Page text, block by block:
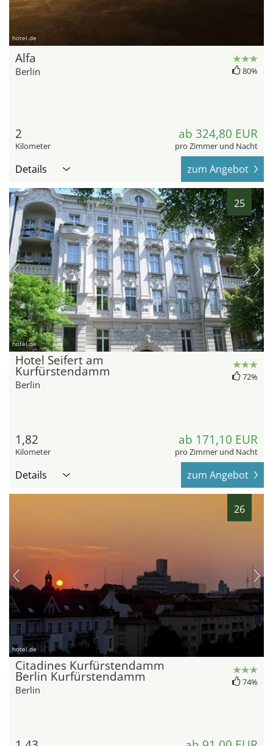
hotel.de
Alfa
Berlin 80%
2
Kilometer
ab 324,80 EUR
pro Zimmer und Nacht
Details zum Angebot
25
hotel.de
Hotel Seifert am
Kurfürstendamm
Berlin
72%
1,82
Kilometer
ab 171,10 EUR
pro Zimmer und Nacht
Details zum Angebot
26
hotel.de
Citadines Kurfürstendamm
Berlin Kurfürstendamm
Berlin
74%